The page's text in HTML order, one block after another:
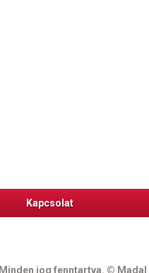
Kapcsolat
Minden jog fenntartva. © Madal